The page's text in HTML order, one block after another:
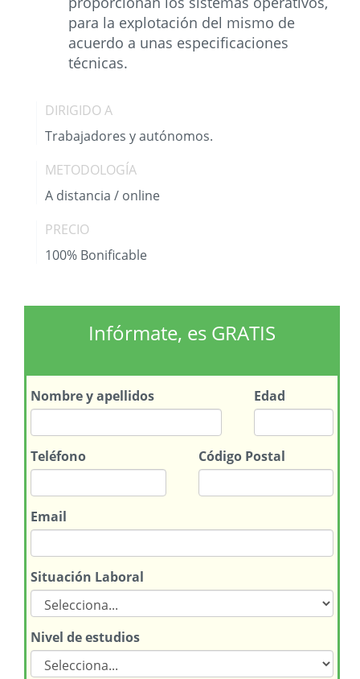
para la explotación del mismo de
acuerdo a unas especificaciones
técnicas.
DIRIGIDO A
Trabajadores y autónomos.
METODOLOGÍA
A distancia / online
PRECIO
100% Bonificable
Infórmate, es GRATIS
Nombrey apellidos Edad
Teléfono Código Postal
Email
Situación Laboral
Nivel de estudios